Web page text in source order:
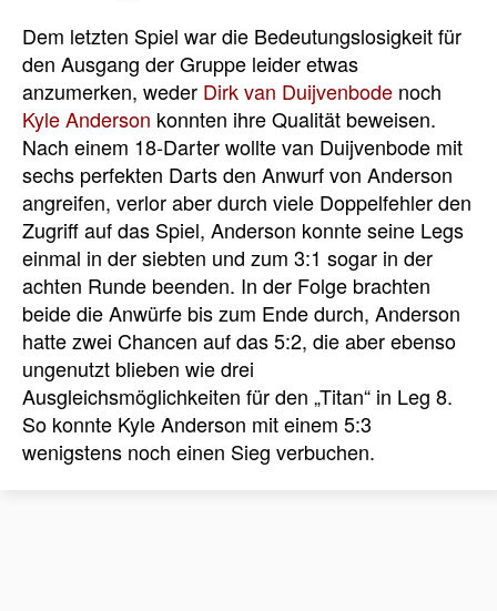
Dem letzten Spiel war die Bedeutungslosigkeit für
den Ausgang der Gruppe leider etwas
anzumerken, weder Dirk van Duijvenbode noch
Kyle Anderson konnten ihre Qualität beweisen.
Nach einem 18-Darter wollte van Duijvenbode mit
sechs perfekten Darts den Anwurf von Anderson
angreifen, verlor aber durch viele Doppelfehler den
Zugriff auf das Spiel, Anderson konnte seine Legs
einmal in der siebten und zum 3:1 sogar in der
achten Runde beenden. In der Folge brachten
beide die Anwürfe bis zum Ende durch, Anderson
hatte zwei Chancen auf das 5:2, die aber ebenso
ungenutzt blieben wie drei
Ausgleichsmöglichkeiten für den „Titan“ in Leg 8.
So konnte Kyle Anderson mit einem 5:3
wenigstens noch einen Sieg verbuchen.